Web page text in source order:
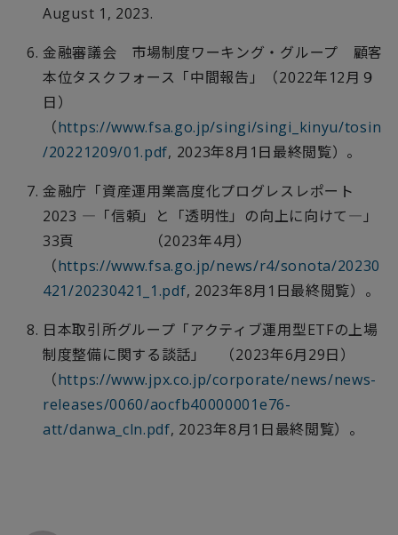
August 1, 2023.
金融審議会 市場制度ワーキング・グループ 顧客
本位タスクフォース「中間報告」（2022年12月９
日）
（https://www.fsa.go.jp/singi/singi_kinyu/tosin
/20221209/01.pdf, 2023年8月 1 日最終閲覧）。
金融庁「資産運用業高度化プログレスレポート
2023 ―「信頼」と「透明性」の向上に向けて―」
33頁 （2023年4月）
（https://www.fsa.go.jp/news/r4/sonota/20230
421/20230421_1.pdf, 2023年8月 1 日最終閲覧）。
日本取引所グループ「アクティブ運用型ETFの上場
制度整備に関する談話」 （2023年6月29日）
（https://www.jpx.co.jp/corporate/news/news-
releases/0060/aocfb40000001e76-
att/danwa_cln.pdf, 2023年8月1 日最終閲覧）。